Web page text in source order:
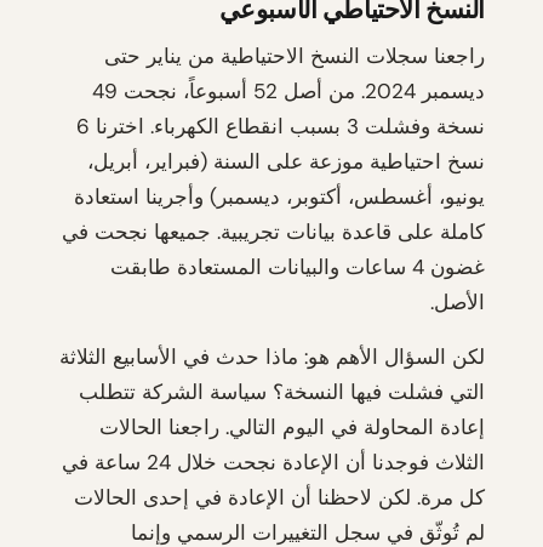
النسخ الاحتياطي الأسبوعي
راجعنا سجلات النسخ الاحتياطية من يناير حتى
ديسمبر 2024. من أصل 52 أسبوعاً، نجحت 49
نسخة وفشلت 3 بسبب انقطاع الكهرباء. اخترنا 6
نسخ احتياطية موزعة على السنة (فبراير، أبريل،
يونيو، أغسطس، أكتوبر، ديسمبر) وأجرينا استعادة
كاملة على قاعدة بيانات تجريبية. جميعها نجحت في
غضون 4 ساعات والبيانات المستعادة طابقت
الأصل.
لكن السؤال الأهم هو: ماذا حدث في الأسابيع الثلاثة
التي فشلت فيها النسخة؟ سياسة الشركة تتطلب
إعادة المحاولة في اليوم التالي. راجعنا الحالات
الثلاث فوجدنا أن الإعادة نجحت خلال 24 ساعة في
كل مرة. لكن لاحظنا أن الإعادة في إحدى الحالات
لم تُوثّق في سجل التغييرات الرسمي وإنما